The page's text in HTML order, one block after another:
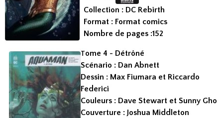
Collection : DC Rebirth
Format : Format comics
Nombre de pages :152
Tome 4 - Détrôné
Scénario : Dan Abnett
Dessin : Max Fiumara et Riccardo
Federici
Couleurs : Dave Stewart et Sunny Gho
Couverture : Joshua Middleton